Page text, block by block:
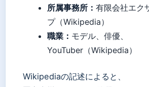
所属事務所： 有限会社エク
プ（Wikipedia）
職業： モデル、俳優、
YouTuber（Wikipedia）
Wikipediaの記述によると、